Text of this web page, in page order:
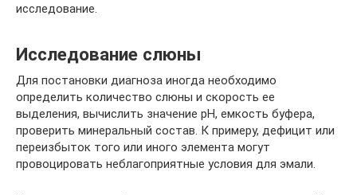
исследование.
Исследование слюны
Для постановки диагноза иногда необходимо
определить количество слюны и скорость ее
выделения, вычислить значение рН, емкость буфера,
проверить минеральный состав. К примеру, дефицит или
переизбыток того или иного элемента могут
провоцировать неблагоприятные условия для эмали.